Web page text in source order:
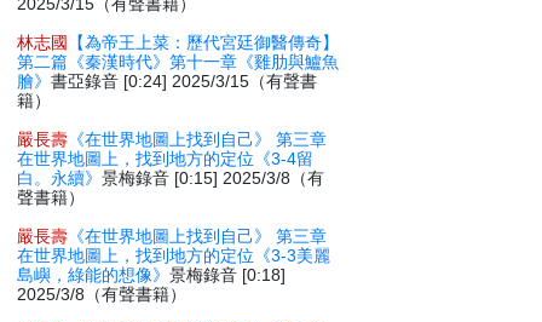
林志國
【為帝王上菜：歷代宮廷御醫傳奇】
第二篇《秦漢時代》第十一章《雞肋與鱸魚
膾》書亞錄音 [0:24] 2025/3/15（有聲書
籍）
嚴長壽 《在世界地圖上找到自己》 第三章
在世界地圖上，找到地方的定位《3-4留
白。永續》景梅錄音 [0:15] 2025/3/8（有
聲書籍）
嚴長壽 《在世界地圖上找到自己》 第三章
在世界地圖上，找到地方的定位《3-3美麗
島嶼，綠能的想像》景梅錄音 [0:18]
2025/3/8（有聲書籍）